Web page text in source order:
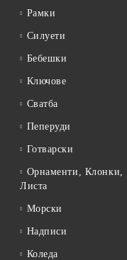
Рамки
Силуети
Бебешки
Ключове
Сватба
Пеперуди
Готварски
Орнаменти, Клонки,
Листа
Морски
Надписи
Коледа